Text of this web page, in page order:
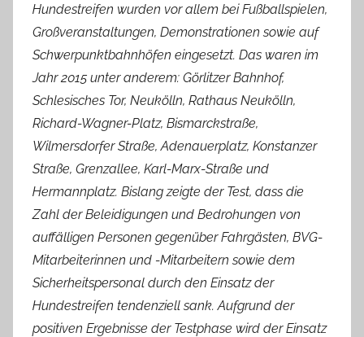
Hundestreifen wurden vor allem bei Fußballspielen,
Großveranstaltungen, Demonstrationen sowie auf
Schwerpunktbahnhöfen eingesetzt. Das waren im
Jahr 2015 unter anderem: Görlitzer Bahnhof,
Schlesisches Tor, Neukölln, Rathaus Neukölln,
Richard-Wagner-Platz, Bismarckstraße,
Wilmersdorfer Straße, Adenauerplatz, Konstanzer
Straße, Grenzallee, Karl-Marx-Straße und
Hermannplatz. Bislang zeigte der Test, dass die
Zahl der Beleidigungen und Bedrohungen von
auffälligen Personen gegenüber Fahrgästen, BVG-
Mitarbeiterinnen und -Mitarbeitern sowie dem
Sicherheitspersonal durch den Einsatz der
Hundestreifen tendenziell sank. Aufgrund der
positiven Ergebnisse der Testphase wird der Einsatz